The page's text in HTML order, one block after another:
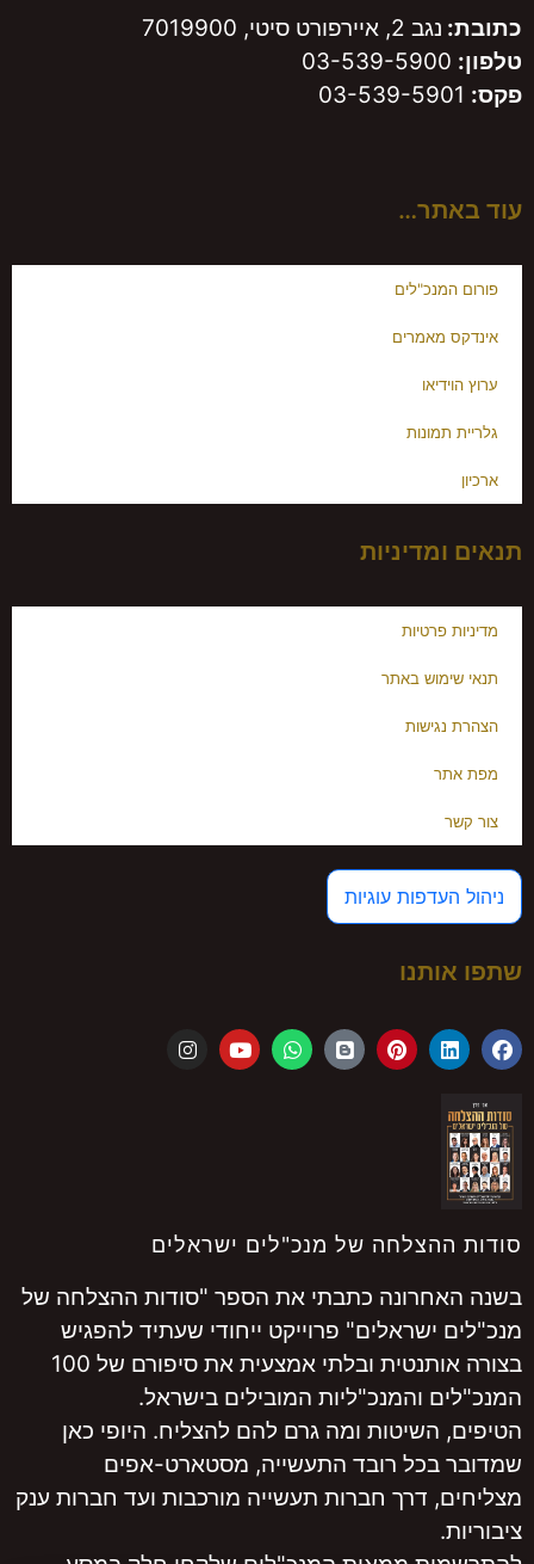
כתובת: נגב 2, איירפורט סיטי, 7019900
טלפון: 03-539-5900
פקס:
עוד באתר…
פורום המנכ"לים
אינדקס מאמרים
ערוץ הוידיאו
גלריית תמונות
ארכיון
תנאים ומדיניות
מדיניות פרטיות
תנאי שימוש באתר
הצהרת נגישות
מפת אתר
צור קשר
ניהול העדפות עוגיות
שתפו אותנו
סודות ההצלחה של מנכ"לים ישראלים
בשנה האחרונה כתבתי את הספר "סודות ההצלחה של
מנכ"לים ישראלים" פרוייקט ייחודי שעתיד להפגיש
בצורה אותנטית ובלתי אמצעית את סיפורם של 100
המנכ"לים והמנכ"ליות המובילים בישראל.
הטיפים, השיטות ומה גרם להם להצליח. היופי כאן
שמדובר בכל רובד התעשייה, מסטארט-אפים
מצליחים, דרך חברות תעשייה מורכבות ועד חברות ענק
ציבוריות.